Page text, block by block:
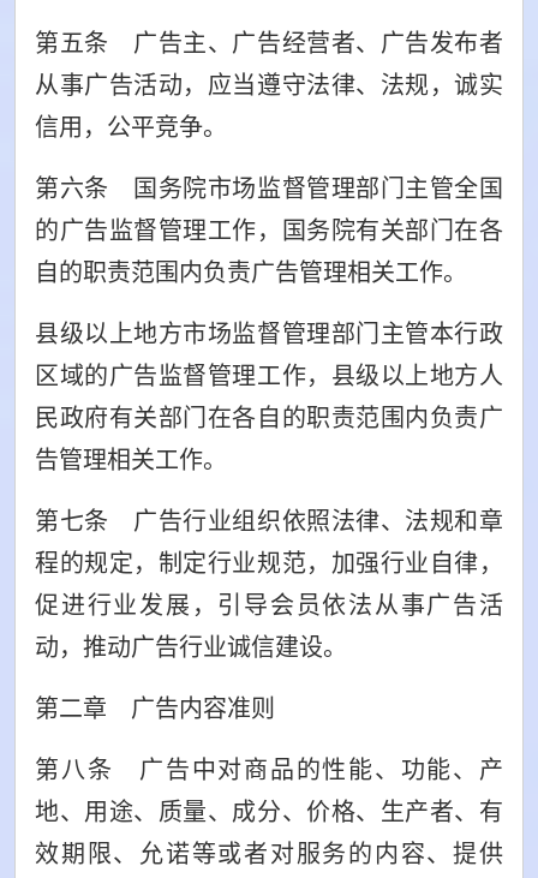
第五条 广告主、广告经营者、广告发布者
从事广告活动，应当遵守法律、法规，诚实
信用，公平竞争。
第六条 国务院市场监督管理部门主管全国
的广告监督管理工作，国务院有关部门在各
自的职责范围内负责广告管理相关工作。
县级以上地方市场监督管理部门主管本行政
区域的广告监督管理工作，县级以上地方人
民政府有关部门在各自的职责范围内负责广
告管理相关工作。
第七条 广告行业组织依照法律、法规和章
程的规定，制定行业规范，加强行业自律，
促进行业发展，引导会员依法从事广告活
动，推动广告行业诚信建设。
第二章 广告内容准则
第八条 广告中对商品的性能、功能、产
地、用途、质量、成分、价格、生产者、有
效期限、允诺等或者对服务的内容、提供